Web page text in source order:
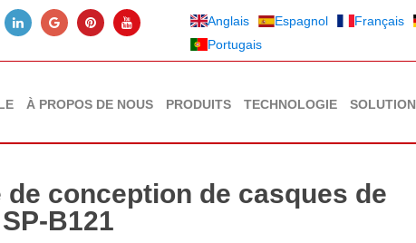
Anglais Espagnol Français
Portugais
À PROPOS DE NOUS PRODUITS TECHNOLOGIE SOLUTION
de conception de casques de
B121